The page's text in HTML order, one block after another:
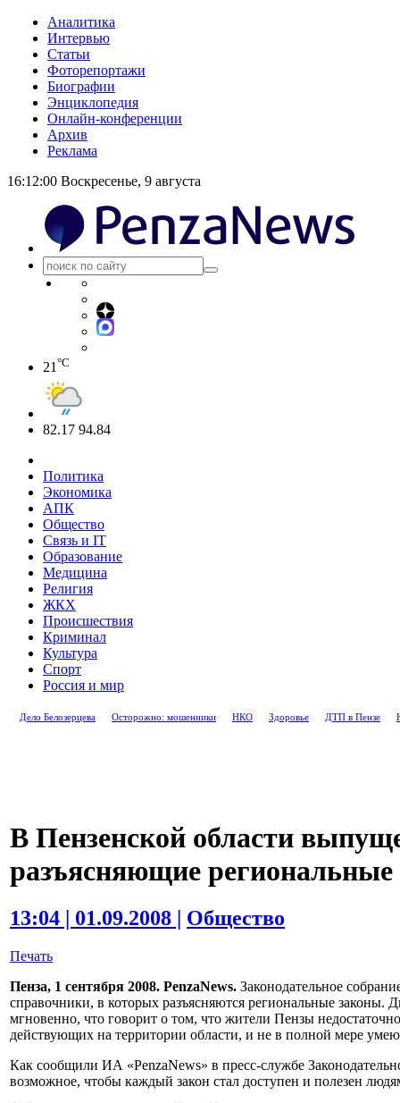
Аналитика
Интервью
Статьи
Фоторепортажи
Биографии
Энциклопедия
Онлайн-конференции
Архив
Реклама
16:12:00 Воскресенье, 9 августа
21 °C
82.17 94.84
Политика
Экономика
АПК
Общество
Связь и IT
Образование
Медицина
Религия
ЖКХ
Происшествия
Криминал
Культура
Спорт
Россия и мир
Дело Белозерцева Осторожно: мошенники НКО Здоровье ДТП в Пензе
В Пензенской области
разъясняющие
13:04 | 01.09.2008 | Общество
Печать
Пенза, 1 сентября 2008. PenzaNews. Законодательное
справочники, в которых разъясняются региональные
мгновенно, что говорит о том, что жители Пензы
действующих на территории области, и не в полной мере
Как сообщили ИА «PenzaNews» в пресс-службе
возможное, чтобы каждый закон стал доступен и полезен